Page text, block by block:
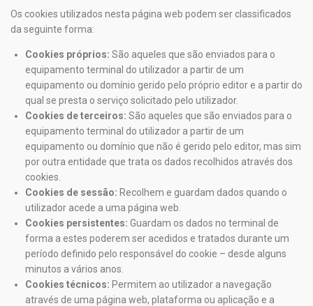
Os cookies utilizados nesta página web podem ser classificados
da seguinte forma:
Cookies próprios: São aqueles que são enviados para o
equipamento terminal do utilizador a partir de um
equipamento ou domínio gerido pelo próprio editor e a partir do
qual se presta o serviço solicitado pelo utilizador.
Cookies de terceiros: São aqueles que são enviados para o
equipamento terminal do utilizador a partir de um
equipamento ou domínio que não é gerido pelo editor, mas sim
por outra entidade que trata os dados recolhidos através dos
cookies.
Cookies de sessão: Recolhem e guardam dados quando o
utilizador acede a uma página web.
Cookies persistentes: Guardam os dados no terminal de
forma a estes poderem ser acedidos e tratados durante um
período definido pelo responsável do cookie – desde alguns
minutos a vários anos.
Cookies técnicos: Permitem ao utilizador a navegação
através de uma página web, plataforma ou aplicação e a